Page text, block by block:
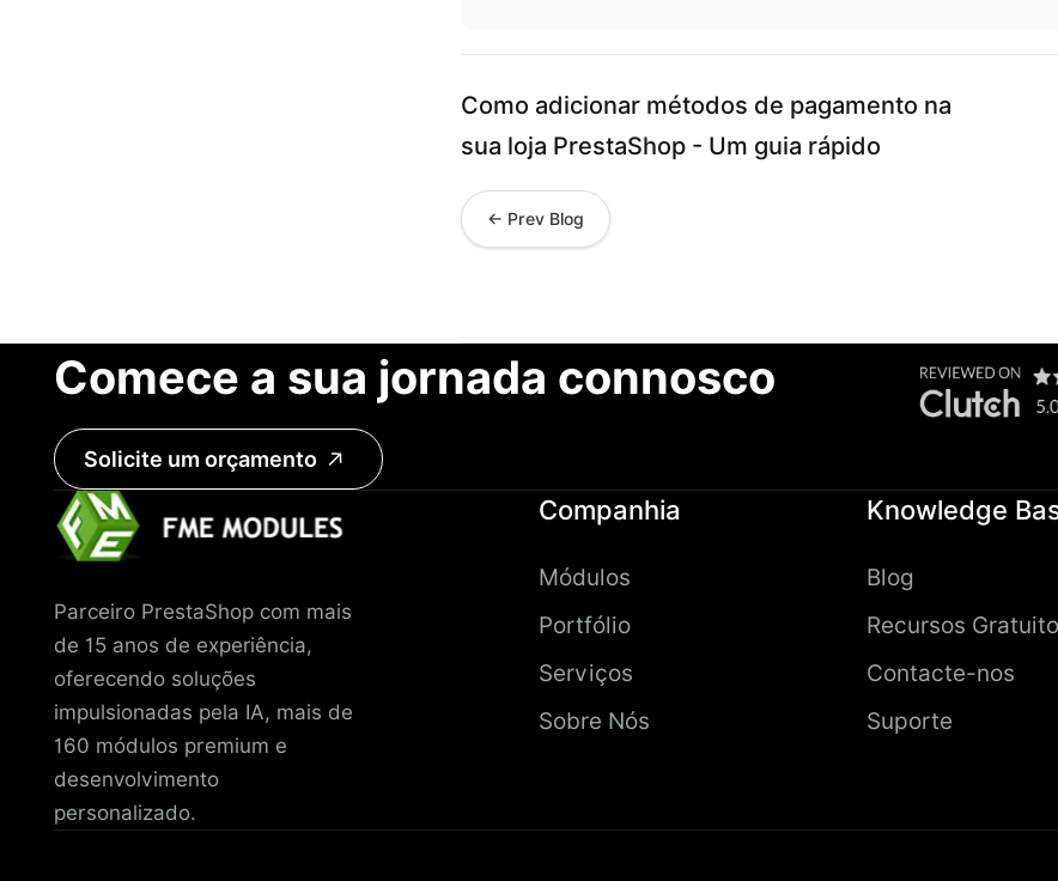
Como adicionar métodos de pagamento na
sua loja PrestaShop - Um guia rápido
← Prev Blog
Comece a sua jornada connosco
Solicite um orçamento
Parceiro PrestaShop com mais
de 15 anos de experiência,
oferecendo soluções
impulsionadas pela IA, mais de
160 módulos premium e
desenvolvimento
personalizado.
Companhia
Módulos
Portfólio
Serviços
Sobre Nós
Knowledge
Blog
Recursos
Contacte-nos
Suporte